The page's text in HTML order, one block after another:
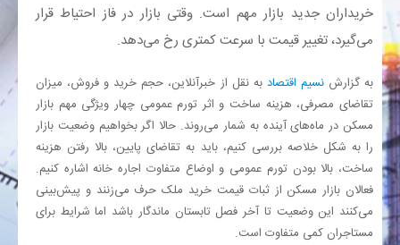
اقتصاد
خریداران جدید بازار مهم است. وقتی بازار در فاز احتیاط قرار
می‌گیرد، تغییر قیمت با سرعت کمتری رخ می‌دهد.
به گزارش نسیم اقتصاد به نقل از خبرآنلاین، حجم خرید و فروش، میزان
تقاضای مصرفی، هزینه ساخت و اثر تورم عمومی چهار ویژگی مهم بازار
مسکن در ماه‌های آینده به شمار می‌روند. حالا اگر بخواهیم وضعیت بازار
را به شکل خلاصه بررسی کنیم، باید به تقاضای پایین، بالا رفتن هزینه
ساخت، بالا بودن تورم عمومی و اوضاع متفاوت اجاره خانه اشاره کنیم.
فعالان بازار مسکن از ثبات قیمت خرید ملک حرف می‌زنند و پیش‌بینی
می‌کنند این وضعیت تا آخر فصل تابستان ماندگار باشد اما شرایط برای
مستاجران کمی متفاوت است.